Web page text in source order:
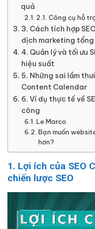
quả
2.1. Công cụ hỗ
3. Cách tích hợp
dịch marketing
4. Quản lý và tối ưu
hiệu suất
5. Những sai lầm
Content Calendar
6. Ví dụ thực tế về
công
Le Marco
Bạn muốn
hơn?
1. Lợi ích của SEO
chiến lược SEO